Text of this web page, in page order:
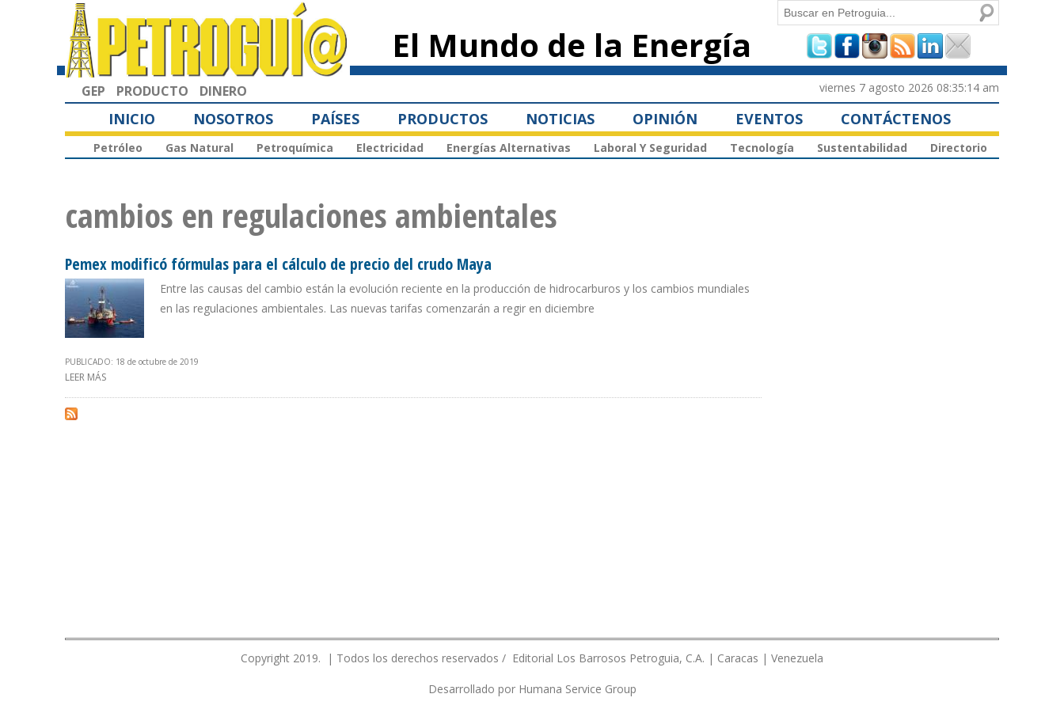
principal
El Mundo de la Energía
Formulario de
búsqueda
Buscar
GEP PRODUCTO DINERO viernes 7 agosto 2026 08:35:14 am
INICIO NOSOTROS PAÍSES PRODUCTOS NOTICIAS OPINIÓN EVENTOS CONTÁCTENOS
Petróleo Gas Natural Petroquímica Electricidad Energías Alternativas Laboral Y Seguridad Tecnología Sustentabilidad Directorio
cambios en regulaciones ambientales
Pemex modificó fórmulas para el cálculo de precio del crudo Maya
Entre las causas del cambio están la evolución reciente en la producción de hidrocarburos y los cambios mundiales
en las regulaciones ambientales. Las nuevas tarifas comenzarán a regir en diciembre
PUBLICADO: 18 de octubre de 2019
LEER MÁS
Copyright 2019. | Todos los derechos reservados / Editorial Los Barrosos Petroguia, C.A. | Caracas | Venezuela
Desarrollado por Humana Service Group